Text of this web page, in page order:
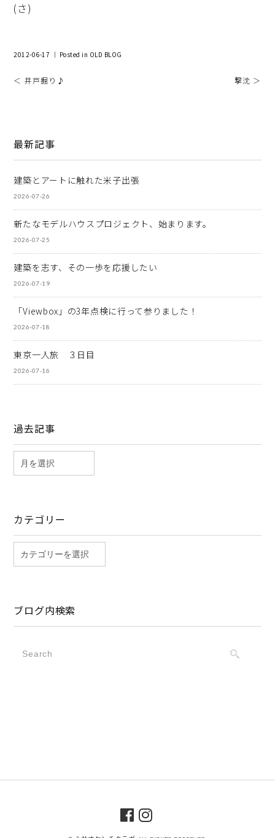
(さ)
2012-06-17 ｜ Posted in OLD BLOG
＜ 井戸掘り♪ 撃沈 ＞
最新記事
建築とアートに触れた米子出張
2026-07-26
新たなモデルハウスプロジェクト、始まります。
2026-07-25
建築を志す、その一歩を応援したい
2026-07-19
「Viewbox」の3年点検に行って参りました！
2026-07-18
東京一人旅 ３日目
2026-07-16
過去記事
カテゴリー
ブログ内検索